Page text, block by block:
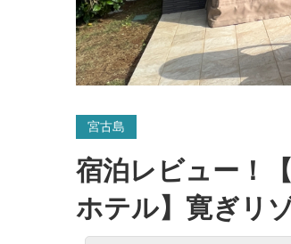
宮古島
宿泊レビュー！
ホテル】寛ぎリ